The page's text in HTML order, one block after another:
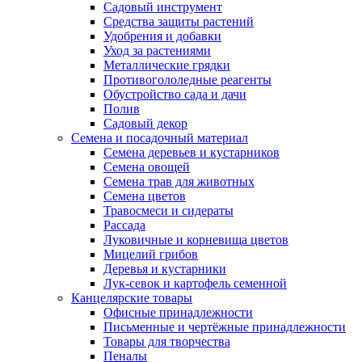
Садовый инструмент
Средства защиты растений
Удобрения и добавки
Уход за растениями
Металлические грядки
Противогололедные реагенты
Обустройство сада и дачи
Полив
Садовый декор
Семена и посадочный материал
Семена деревьев и кустарников
Семена овощей
Семена трав для животных
Семена цветов
Травосмеси и сидераты
Рассада
Луковичные и корневища цветов
Мицелий грибов
Деревья и кустарники
Лук-севок и картофель семенной
Канцелярские товары
Офисные принадлежности
Письменные и чертёжные принадлежности
Товары для творчества
Пеналы